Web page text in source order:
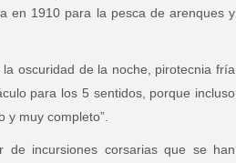
en 1910 para la pesca de arenques y
oscuridad de la noche, pirotecnia fría
para los 5 sentidos, porque incluso
muy completo”.
incursiones corsarias que se han